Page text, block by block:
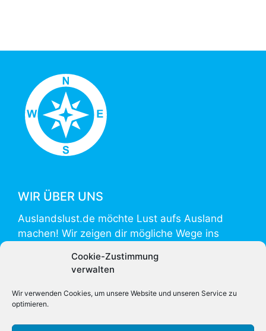
Cookie-Zustimmung
verwalten
Wir verwenden Cookies, um unsere Website und unseren Service zu
optimieren.
WIR ÜBER UNS
Auslandslust.de möchte Lust aufs Ausland
machen! Wir zeigen dir mögliche Wege ins
Vorbereitung und Umsetzung.
Auslandslust.de is powered byweltweiser.